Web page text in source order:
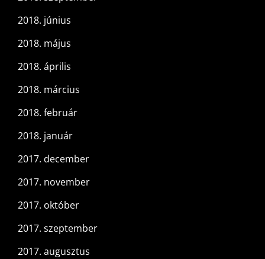
2018. június
2018. május
2018. április
2018. március
2018. február
2018. január
2017. december
2017. november
2017. október
2017. szeptember
2017. augusztus